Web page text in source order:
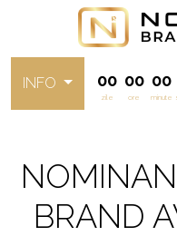
INFO 00
zile
00
ore
00
minute
BRAND